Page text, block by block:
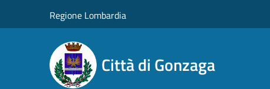
Regione Lombardia
Città di Gonzaga